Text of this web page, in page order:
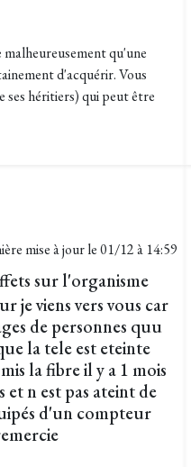
qu'une
d'acquérir. Vous
ses héritiers) qui peut être
mise à jour le01/12 à 14:59
sur l'organisme
je viens vers vous car
de personnes quu
la tele est eteinte
la fibre il y a 1 mois
et n est pas ateint de
d'un compteur